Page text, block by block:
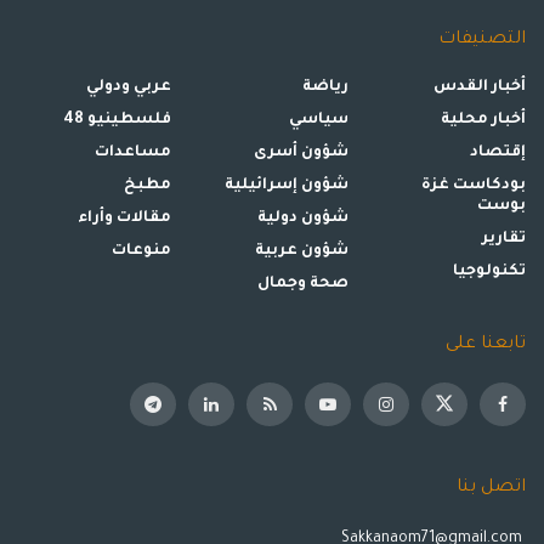
التصنيفات
أخبار القدس
أخبار محلية
إقتصاد
بودكاست غزة
بوست
تقارير
تكنولوجيا
رياضة
سياسي
شؤون أسرى
شؤون إسرائيلية
شؤون دولية
شؤون عربية
صحة وجمال
عربي ودولي
فلسطينيو 48
مساعدات
مطبخ
مقالات وأراء
منوعات
تابعنا على
اتصل بنا
Sakkanaom71@gmail.com